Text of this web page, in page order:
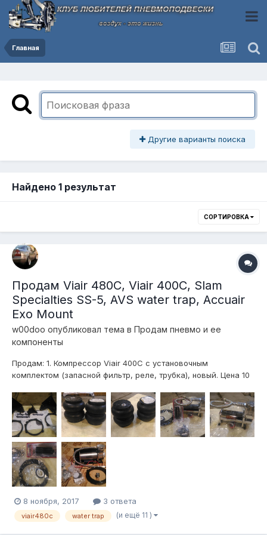
Главная
Другие варианты поиска
Найдено 1 результат
СОРТИРОВКА
Продам Viair 480C, Viair 400C, Slam
Specialties SS-5, AVS water trap, Accuair
Exo Mount
w00doo опубликовал тема в Продам пневмо и ее
компоненты
Продам: 1. Компрессор Viair 400С с установочным
комплектом (запасной фильтр, реле, трубка), новый. Цена 10
Компрессор Viair 480С с монтажной площадкой и
установочным комплектом (фильтр, реле, фитинги, трубк...
8 ноября, 2017 3 ответа
viair480c water trap (и ещё 11 )